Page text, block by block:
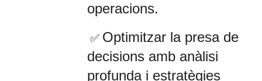
operacions.
✅ Optimitzar la presa de
decisions amb anàlisi
profunda i estratègies